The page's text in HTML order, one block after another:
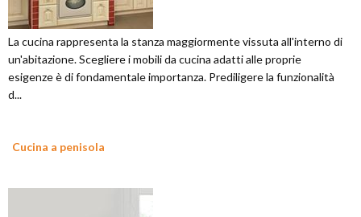
La cucina rappresenta la stanza maggiormente vissuta all'interno di
un'abitazione. Scegliere i mobili da cucina adatti alle proprie
esigenze è di fondamentale importanza. Prediligere la funzionalità
d...
Cucina a penisola